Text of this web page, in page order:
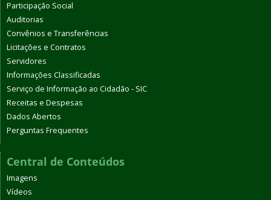
Participação Social
Auditorias
Convênios e Transferências
Licitações e Contratos
Servidores
Informações Classificadas
Serviço de Informação ao Cidadão - SIC
Receitas e Despesas
Dados Abertos
Perguntas Frequentes
Central de Conteúdos
Imagens
Vídeos